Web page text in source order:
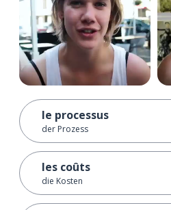
le processus
der Prozess
les coûts
die Kosten